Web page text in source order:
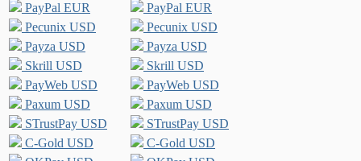
PayPal EUR
PayPal EUR
Pecunix USD
Pecunix USD
Payza USD
Payza USD
Skrill USD
Skrill USD
PayWeb USD
PayWeb USD
Paxum USD
Paxum USD
STrustPay USD
STrustPay USD
C-Gold USD
C-Gold USD